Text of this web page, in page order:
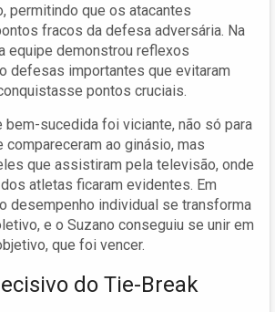
permitindo que os atacantes
fracos da defesa adversária. Na
equipe demonstrou reflexos
defesas importantes que evitaram
pontos cruciais.
bem-sucedida foi viciante, não só para
ao ginásio, mas
que assistiram pela televisão, onde
atletas ficaram evidentes. Em
desempenho individual se transforma
e o Suzano conseguiu se unir em
que foi vencer.
do Tie-Break